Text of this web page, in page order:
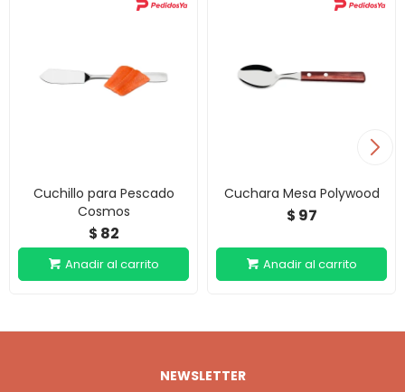
Cuchillo para Pescado
Cosmos
$ 82
Cuchara Mesa Polywood
$ 97
NEWSLETTER